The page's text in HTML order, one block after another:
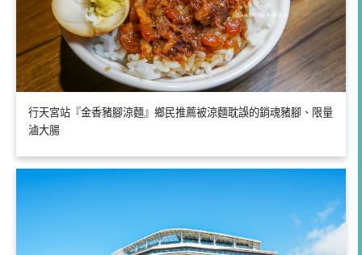
行天宮站『金香豬腳涼麵』鄉民推薦被涼麵耽誤的銷魂豬腳、限量
滷大腸